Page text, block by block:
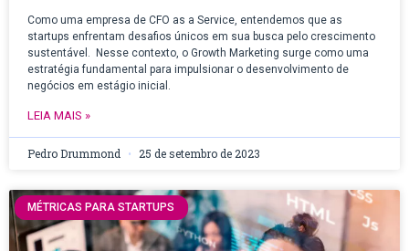
Como uma empresa de CFO as a Service, entendemos que as
startups enfrentam desafios únicos em sua busca pelo crescimento
sustentável. Nesse contexto, o Growth Marketing surge como uma
estratégia fundamental para impulsionar o desenvolvimento de
negócios em estágio inicial.
LEIA MAIS »
Pedro Drummond 25 de setembro de 2023
MÉTRICAS PARA STARTUPS